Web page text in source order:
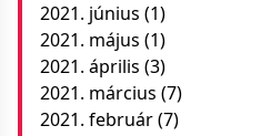
2021. június (1)
2021. május (1)
2021. április (3)
2021. március (7)
2021. február(7)